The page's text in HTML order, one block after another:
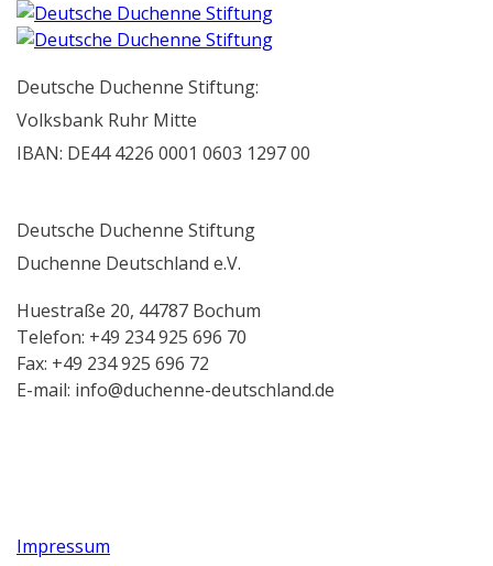
Deutsche Duchenne Stiftung:
Volksbank Ruhr Mitte
IBAN: DE44 4226 0001 0603 1297 00
Deutsche Duchenne Stiftung
Duchenne Deutschland e.V.
Huestraße 20, 44787 Bochum
Telefon: +49 234 925 696 70
Fax: +49 234 925 696 72
E-mail: info@duchenne-deutschland.de
Impressum